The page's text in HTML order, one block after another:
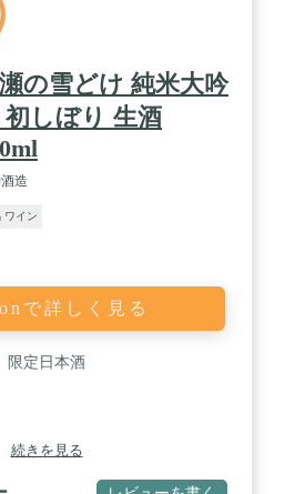
の雪どけ 純米大吟
初しぼり 生酒
酒造
ワイン
で詳しく見る
限定日本酒
続きを見る